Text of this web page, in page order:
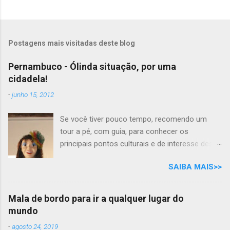
Postagens mais visitadas deste blog
Pernambuco - Ólinda situação, por uma
cidadela!
-junho 15, 2012
Se você tiver pouco tempo, recomendo um
tour a pé, com guia, para conhecer os
principais pontos culturais e de interesse desta
você tem todo o tempo do mundo, por que não
desfrutar as delícias e os prazeres das belezas
naturais e gastronômicas, ao som do frevo,
nesta aconchegante cidade cantada em prosa
SAIBA MAIS>>
Mala de bordo para ir a qualquer lugar do
mundo
-agosto 24, 2019